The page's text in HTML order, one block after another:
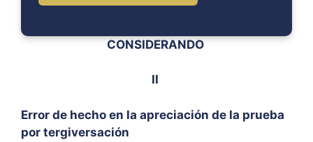
CONSIDERANDO
II
Error de hecho en la apreciación de la prueba
por tergiversación